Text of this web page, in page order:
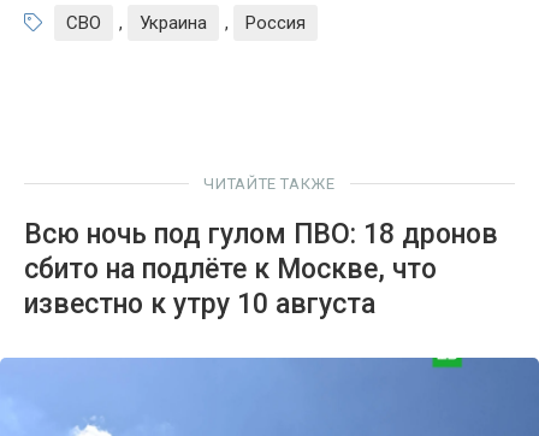
СВО , Украина , Россия
ЧИТАЙТЕ ТАКЖЕ
Всю ночь под гулом ПВО: 18 дронов
сбито на подлёте к Москве, что
известно к утру 10 августа